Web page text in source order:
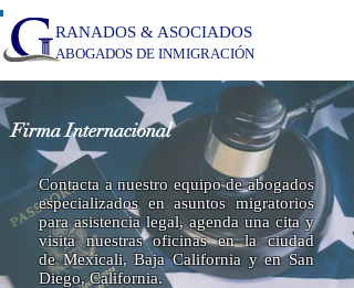
ABOGADOS DE INMIGRACIÓN
RANADOS & ASOCIADOS
Firma Internacional
Contacta a nuestro equipo de abogados
especializados en asuntos migratorios
para asistencia legal, agenda una cita y
visita nuestras oficinas en la ciudad
de Mexicali, Baja California y en San
Diego, California.